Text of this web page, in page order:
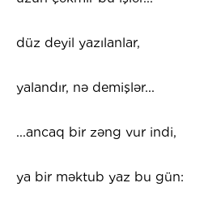
düz deyil yazılanlar,
yalandır, nə demişlər...
...ancaq bir zəng vur indi,
ya bir məktub yaz bu gün: